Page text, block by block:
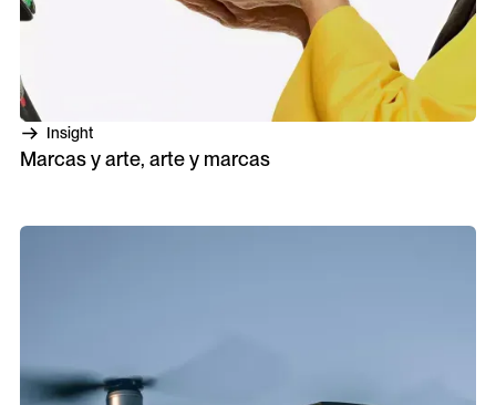
Insight
Marcas y arte, arte y marcas